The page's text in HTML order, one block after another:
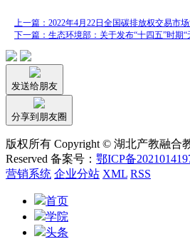
上一篇：2022年4月22日全国碳排放权交易市
下一篇：生态环境部：关于发布“十四五”时期
发送给朋友
分享到朋友圈
版权所有 Copyright © 湖北产教融合
Reserved 备案号： 鄂ICP备
营销系统 企业分站 XML RSS
首页
学院
头条